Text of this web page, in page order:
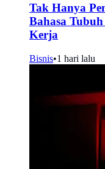
Tak Hanya
Bahasa
Kerja
Bisnis•1 hari lalu